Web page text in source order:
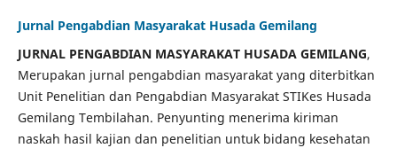
Jurnal Pengabdian Masyarakat Husada Gemilang
JURNAL PENGABDIAN MASYARAKAT HUSADA GEMILANG,
Merupakan jurnal pengabdian masyarakat yang diterbitkan
Unit Penelitian dan Pengabdian Masyarakat STIKes Husada
Gemilang Tembilahan. Penyunting menerima kiriman
naskah hasil kajian dan penelitian untuk bidang kesehatan